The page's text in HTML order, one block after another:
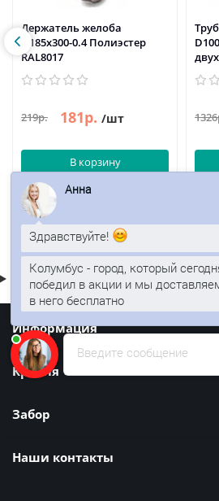
Держатель желоба
D185х300-0.4 Полиэстер
RAL8017
219р. 181р. /шт
В корзину
Информация
Кровля
Забор
Наши контакты
Введите сообщение
Анна
Здравствуйте!
Колумбус - город, который
победил в акции и мы
в него бесплатно